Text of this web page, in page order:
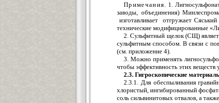
Примечания.
1.
заводы, объединения)
изготавливает отгружает
технические модифицированные
2. Сульфитный щелок (СЩ)
сульфитным способом. В связи с
(см. приложение 4).
3. Можно применять
чтобы эффективность этих веществ
2.3. Гигроскопические
2.3.1. Для обеспыливания
хлористый, ингибированный
соль сильвинитовых отвалов, а